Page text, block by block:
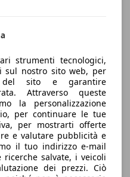
strumenti tecnologici,
sul nostro sito web, per
del sito e garantire
Attraverso queste
la personalizzazione
per continuare le tue
per mostrarti offerte
e valutare pubblicità e
il tuo indirizzo e-mail
salvate, i veicoli
dei prezzi. Ciò